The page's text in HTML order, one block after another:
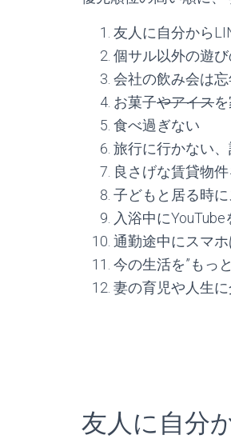
友人に自分から
個サル以外の遊
会社の飲み会は
お菓子やアイス
食べ過ぎない
旅行に行かない
良さげな賃貸物
子どもと居る時
入浴中に
通勤途中にスマ
今の生活を”もっ
妻の育児や人生
友人に自分